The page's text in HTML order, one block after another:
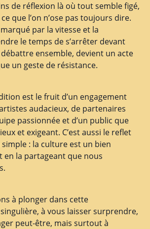
de réflexion là où tout semble figé,
que l’on n’ose pas toujours dire.
par la vitesse et la
le temps de s’arrêter devant
ensemble, devient un acte
un geste de résistance.
est le fruit d’un engagement
audacieux, de partenaires
passionnée et d’un public que
et exigeant. C’est aussi le reflet
simple : la culture est un bien
en la partageant que nous
à plonger dans cette
à vous laisser surprendre,
peut-être, mais surtout à